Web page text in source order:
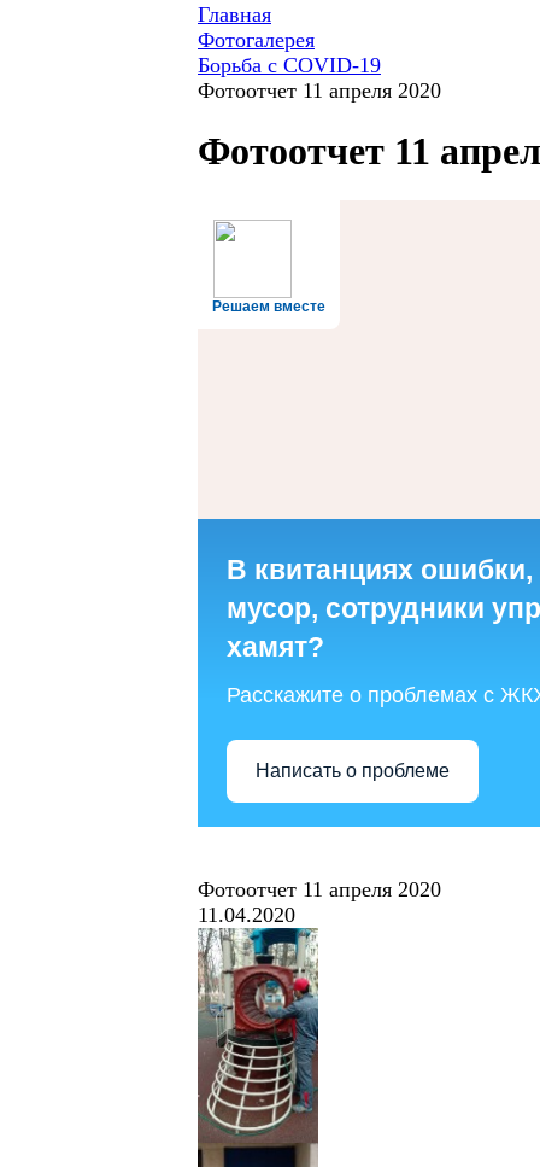
Главная
Фотогалерея
Борьба с COVID-19
Фотоотчет 11 апреля 2020
Фотоотчет 11
Решаем вместе
В квитанциях
мусор, сотрудники
хамят?
Расскажите о проблемах с
Написать о проблеме
Фотоотчет 11 апреля 2020
11.04.2020